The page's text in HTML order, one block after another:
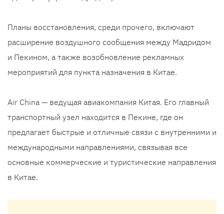
Планы восстановления, среди прочего, включают
расширение воздушного сообщения между Мадридом
и Пекином, а также возобновление рекламных
мероприятий для пункта назначения в Китае.
Air China — ведущая авиакомпания Китая. Его главный
транспортный узел находится в Пекине, где он
предлагает быстрые и отличные связи с внутренними и
международными направлениями, связывая все
основные коммерческие и туристические направления
в Китае.